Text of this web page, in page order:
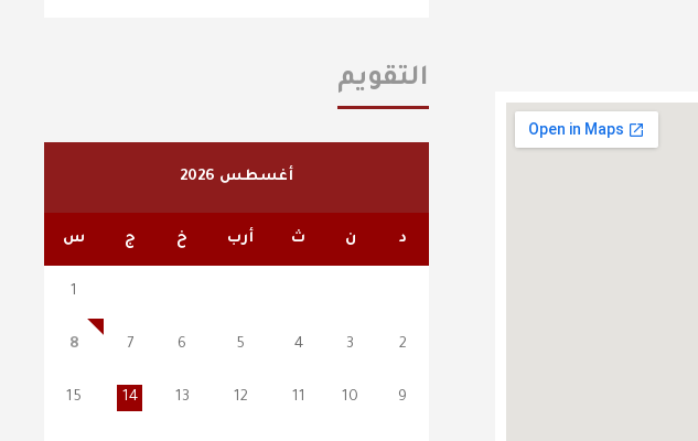
التقويم
أغسطس 2026
د ن ث أرب خ ج س
1
2
3
4
5
6
7
8
9
10
11
12
13
14
15